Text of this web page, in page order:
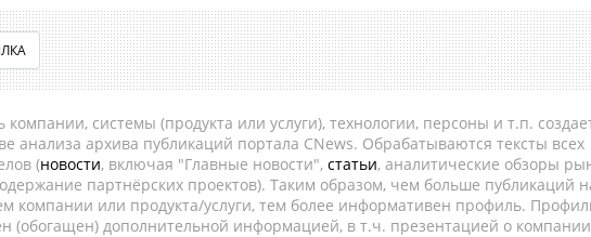
системы (продукта или услуги), технологии, персоны и т.п.
анализа архива публикаций портала CNews. Обрабатываются тексты всех
(новости, включая "Главные новости", статьи, аналитические обзоры
партнёрских проектов). Таким образом, чем больше публикаций
компании или продукта/услуги, тем более информативен профиль.
(обогащен) дополнительной информацией, в т.ч. презентацией о